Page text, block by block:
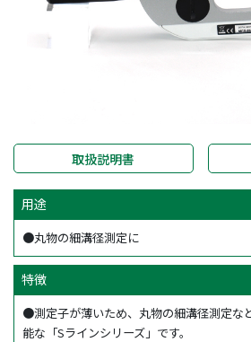
取扱説明書
用途
●丸物の細溝径測定に
特徴
●測定子が薄いため、丸物の細溝径測定な
能な「Sラインシリーズ」です。